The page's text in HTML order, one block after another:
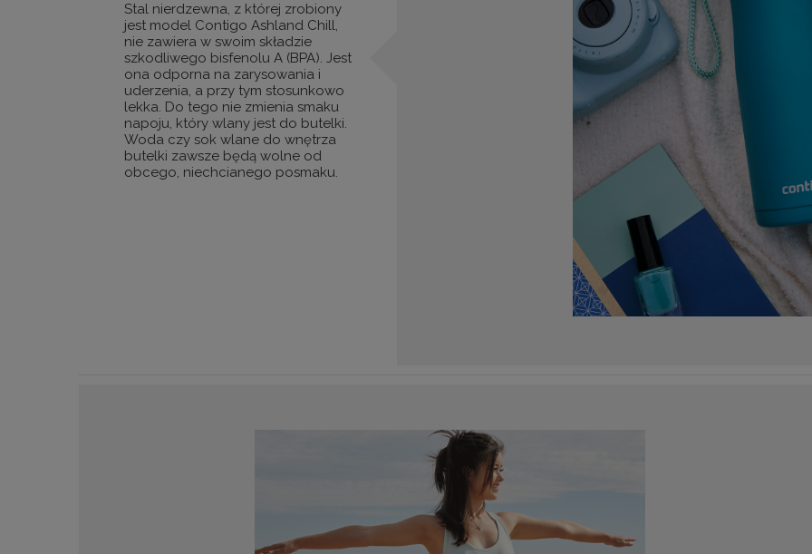
Stal nierdzewna, z której zrobiony
jest model Contigo Ashland Chill,
nie zawiera w swoim składzie
szkodliwego bisfenolu A (BPA). Jest
ona odporna na zarysowania i
uderzenia, a przy tym stosunkowo
lekka. Do tego nie zmienia smaku
napoju, który wlany jest do butelki.
Woda czy sok wlane do wnętrza
butelki zawsze będą wolne od
obcego, niechcianego posmaku.